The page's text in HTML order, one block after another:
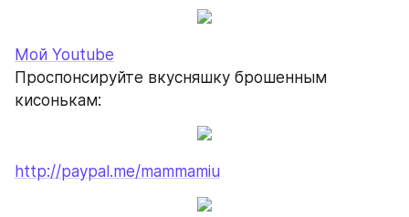
Мой Youtube
Проспонсируйте вкусняшку брошенным
кисонькам:
http://paypal.me/mammamiu